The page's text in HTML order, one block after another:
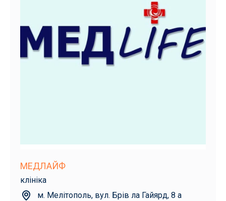
МЕДЛАЙФ
клініка
м. Мелітополь, вул. Брів ла Гайярд, 8 а